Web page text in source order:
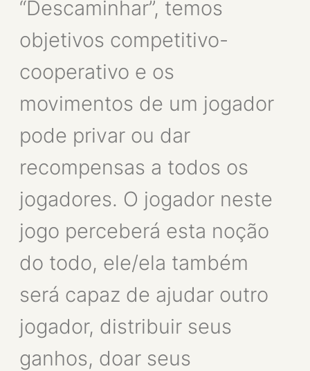
“Descaminhar”, temos
objetivos competitivo-
cooperativo e os
movimentos de um jogador
pode privar ou dar
recompensas a todos os
jogadores. O jogador neste
jogo perceberá esta noção
do todo, ele/ela também
será capaz de ajudar outro
jogador, distribuir seus
ganhos, doar seus